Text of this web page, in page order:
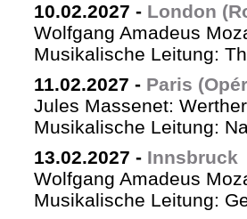
10.02.2027 - London
Wolfgang Amadeus
Musikalische Leitung:
11.02.2027 - Paris
Jules Massenet:
Musikalische Leitung:
13.02.2027 - Innsbruck
Wolfgang Amadeus
Musikalische Leitung: